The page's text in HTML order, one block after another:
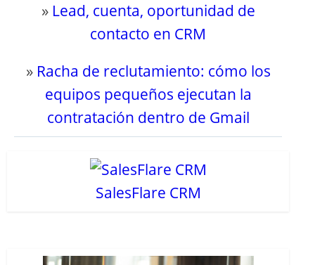
» Lead, cuenta, oportunidad de
contacto en CRM
» Racha de reclutamiento: cómo los
equipos pequeños ejecutan la
contratación dentro de Gmail
SalesFlare CRM